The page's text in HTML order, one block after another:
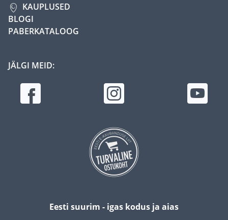
KAUPLUSED
BLOGI
PABERKATALOOG
JÄLGI MEID:
Eesti suurim - igas kodus ja aias